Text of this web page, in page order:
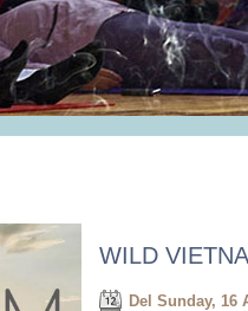
WILD
Del Sunday, 16